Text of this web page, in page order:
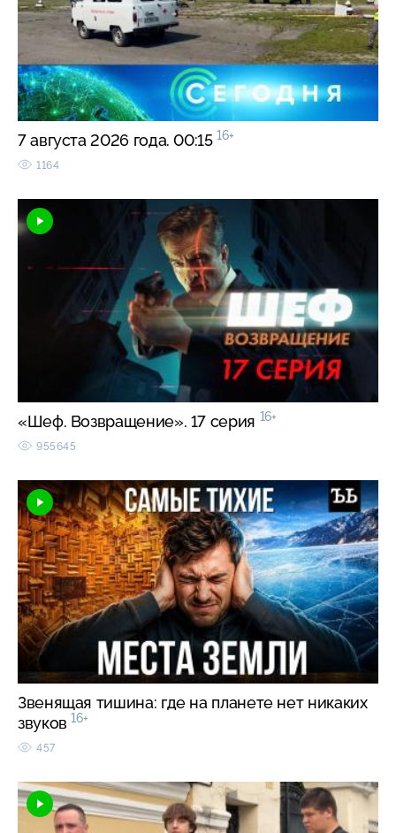
7 августа 2026 года. 00:15 16+
1164
«Шеф. Возвращение». 17 серия 16+
955645
Звенящая тишина: где на планете нет никаких
звуков 16+
457